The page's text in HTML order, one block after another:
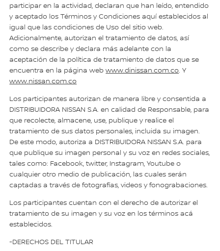
participar en la actividad, declaran que han leído, entendido
y aceptado los Términos y Condiciones aquí establecidos al
igual que las condiciones de Uso del sitio web.
Adicionalmente, autorizan el tratamiento de datos, así
como se describe y declara más adelante con la
aceptación de la política de tratamiento de datos que se
encuentra en la página webwww.dinissan.com.co. Y
www.nissan.com.co
Los participantes autorizan de manera libre y consentida a
DISTRIBUIDORA NISSAN S.A. en calidad de Responsable, para
que recolecte, almacene, use, publique y realice el
tratamiento de sus datos personales, incluida su imagen.
De este modo, autoriza a DISTRIBUIDORA NISSAN S.A. para
que publique su imagen personal y su voz en redes sociales,
tales como: Facebook, twitter, Instagram, Youtube o
cualquier otro medio de publicación, las cuales serán
captadas a través de fotografías, videos y fonograbaciones.
Los participantes cuentan con el derecho de autorizar el
tratamiento de su imagen y su voz en los términos acá
establecidos.
-DERECHOS DEL TITULAR